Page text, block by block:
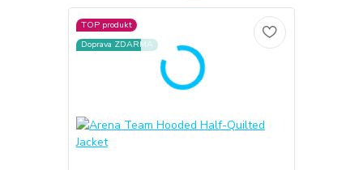
TOP produkt
Doprava ZDARMA